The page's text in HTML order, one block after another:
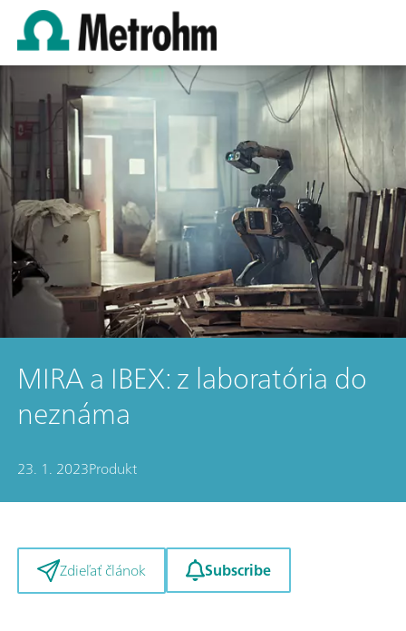
MIRA a IBEX: z laboratória do
neznáma
23. 1. 2023Produkt
Zdieľať článok Subscribe